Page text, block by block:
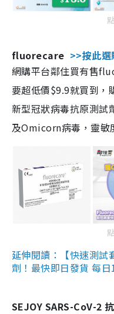
fluorecare >>按此選
網購平台鄰住買有售
要超低價$9.9就買到，
新型冠狀病毒抗原測試
及Omicorn病毒，靈敏
延伸閱讀：【快速測試
劑！最快即日發貨 每
SEJOY SARS-CoV-2